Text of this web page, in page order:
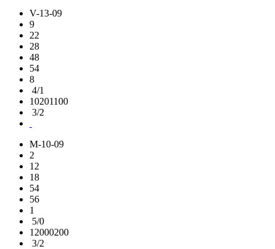
V-13-09
9
22
28
48
54
8
4/1
10201100
3/2
M-10-09
2
12
18
54
56
1
5/0
12000200
3/2